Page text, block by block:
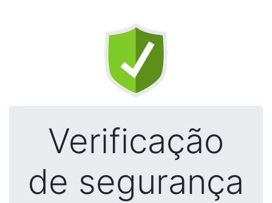
Verificação
de segurança